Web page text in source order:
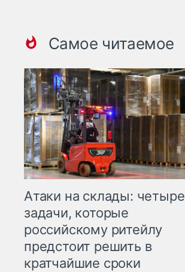
Самое читаемое
Атаки на склады: четыре
задачи, которые
российскому ритейлу
предстоит решить в
кратчайшие сроки